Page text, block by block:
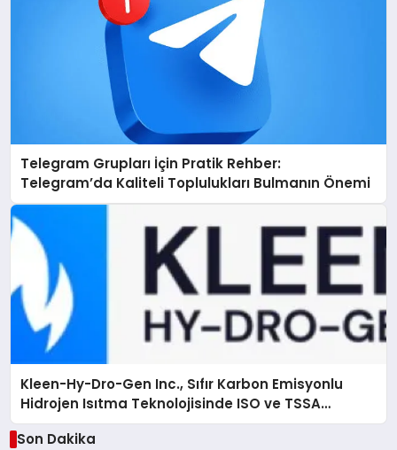
Telegram Grupları İçin Pratik Rehber:
Telegram’da Kaliteli Toplulukları Bulmanın Önemi
Kleen-Hy-Dro-Gen Inc., Sıfır Karbon Emisyonlu
Hidrojen Isıtma Teknolojisinde ISO ve TSSA
Düzenleyici Onaylarını Aldı
Son Dakika